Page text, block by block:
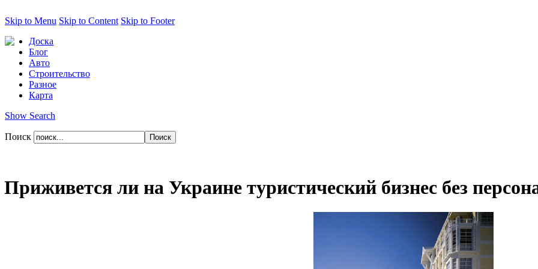
Skip to Menu Skip to Content Skip to Footer
Доска
Блог
Авто
Строительство
Разное
Карта
Show Search
Поиск
Приживется ли на Украине туристический бизнес без